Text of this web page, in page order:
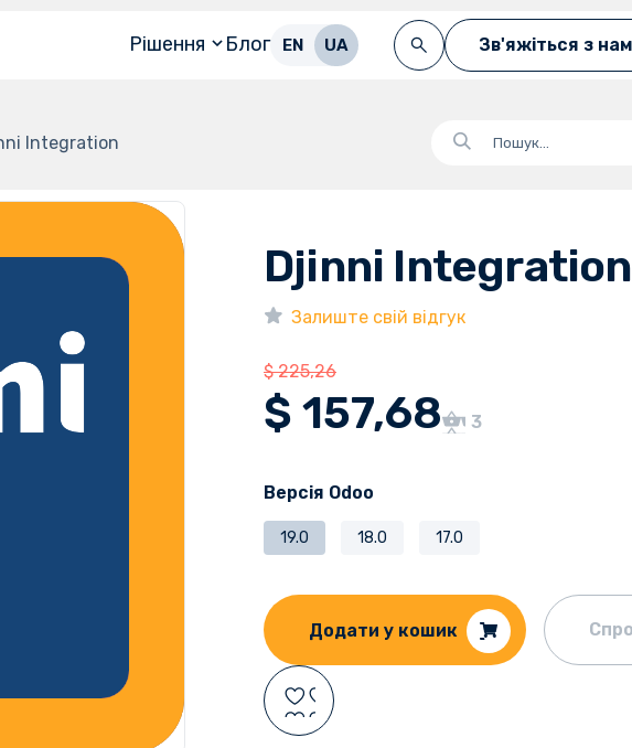
Рішення Блог EN UA Зв'яжіться з
Integration
Djinni Integration
Залиште свій відгук
$225,26
$ 157,68 3
Версія Odoo
19.0 18.0 17.0
Додати у кошик